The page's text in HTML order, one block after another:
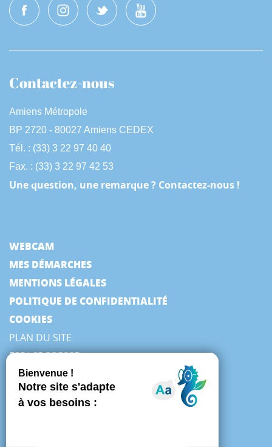
Contactez-nous
Amiens Métropole
BP 2720 - 80027 Amiens CEDEX
Tél. : (33) 3 22 97 40 40
Fax. : (33) 3 22 97 42 53
Une question, une remarque ? Contactez-nous !
WEBCAM
MES DÉMARCHES
MENTIONS LÉGALES
POLITIQUE DE CONFIDENTIALITÉ
COOKIES
PLAN DU SITE
ESPACE PRESSE